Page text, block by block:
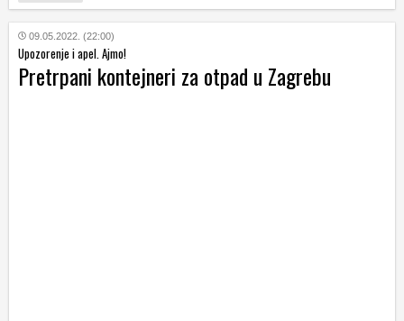
09.05.2022. (22:00)
Upozorenje i apel. Ajmo!
Pretrpani kontejneri za otpad u Zagrebu